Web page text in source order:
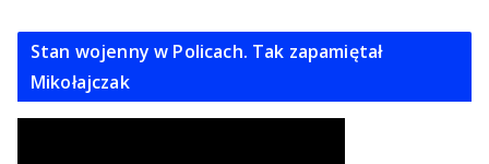
Stan wojenny w Policach. Tak zapamiętał
Mikołajczak